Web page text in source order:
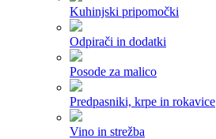
Kuhinjski pripomočki
Odpirači in dodatki
Posode za malico
Predpasniki, krpe in rokavice
Vino in strežba